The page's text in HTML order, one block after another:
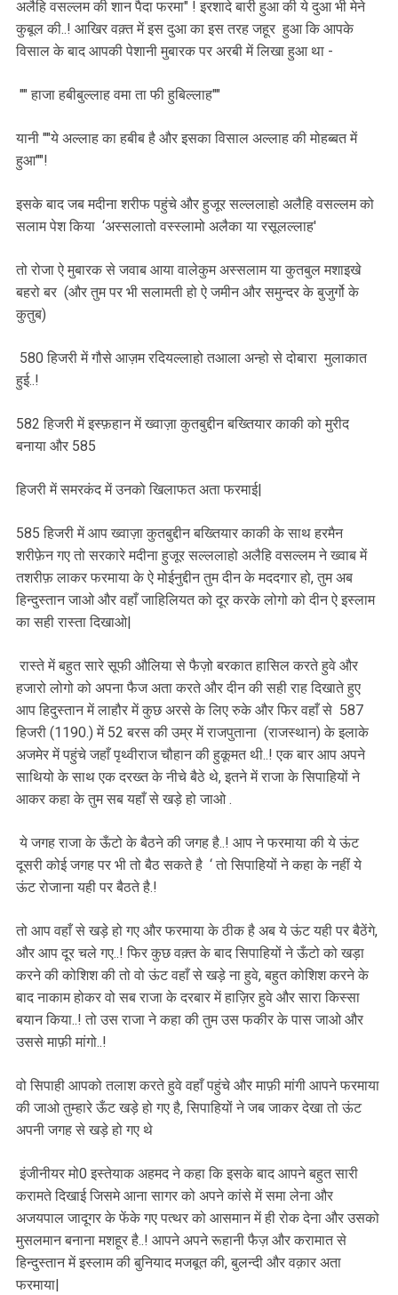
अलैहि वसल्लम की शान पैदा फरमा" ! इरशादे बारी हुआ की ये दुआ भी मेने
कुबूल की..! आखिर वक़्त में इस दुआ का इस तरह जहूर हुआ कि आपके
विसाल के बाद आपकी पेशानी मुबारक पर अरबी में लिखा हुआ था -
"" हाजा हबीबुल्लाह वमा ता फी हुबिल्लाह""
यानी ""ये अल्लाह का हबीब है और इसका विसाल अल्लाह की मोहब्बत में
हुआ""!
इसके बाद जब मदीना शरीफ पहुंचे और हुजूर सल्ललाहो अलैहि वसल्लम को
सलाम पेश किया ‘अस्सलातो वस्स्लामो अलैका या रसूलल्लाह'
तो रोजा ऐ मुबारक से जवाब आया वालेकुम अस्सलाम या कुतबुल मशाइखे
बहरो बर (और तुम पर भी सलामती हो ऐ जमीन और समुन्दर के बुजुर्गो के
कुतुब)
580 हिजरी में गौसे आज़म रदियल्लाहो तआला अन्हो से दोबारा मुलाकात
हुई..!
582 हिजरी में इस्फ़हान में ख्वाज़ा कुतबुद्दीन बख्तियार काकी को मुरीद
बनाया और 585
हिजरी में समरकंद में उनको खिलाफत अता फरमाई|
585 हिजरी में आप ख्वाज़ा कुतबुद्दीन बख्तियार काकी के साथ हरमैन
शरीफ़ेन गए तो सरकारे मदीना हुजूर सल्ललाहो अलैहि वसल्लम ने ख्वाब में
तशरीफ़ लाकर फरमाया के ऐ मोईनुद्दीन तुम दीन के मददगार हो, तुम अब
हिन्दुस्तान जाओ और वहाँ जाहिलियत को दूर करके लोगो को दीन ऐ इस्लाम
का सही रास्ता दिखाओ|
रास्ते में बहुत सारे सूफी औलिया से फैज़ो बरकात हासिल करते हुवे और
हजारो लोगो को अपना फैज अता करते और दीन की सही राह दिखाते हुए
आप हिदुस्तान में लाहौर में कुछ अरसे के लिए रुके और फिर वहाँ से 587
हिजरी (1190.) में 52 बरस की उम्र में राजपुताना (राजस्थान) के इलाके
अजमेर में पहुंचे जहाँ पृथ्वीराज चौहान की हुकूमत थी..! एक बार आप अपने
साथियो के साथ एक दरख्त के नीचे बैठे थे, इतने में राजा के सिपाहियों ने
आकर कहा के तुम सब यहाँ से खड़े हो जाओ .
ये जगह राजा के ऊँटो के बैठने की जगह है..! आप ने फरमाया की ये ऊंट
दूसरी कोई जगह पर भी तो बैठ सकते है ‘ तो सिपाहियों ने कहा के नहीं ये
ऊंट रोजाना यही पर बैठते है.!
तो आप वहाँ से खड़े हो गए और फरमाया के ठीक है अब ये ऊंट यही पर बैठेंगे,
और आप दूर चले गए..! फिर कुछ वक़्त के बाद सिपाहियों ने ऊँटो को खड़ा
करने की कोशिश की तो वो ऊंट वहाँ से खड़े ना हुवे, बहुत कोशिश करने के
बाद नाकाम होकर वो सब राजा के दरबार में हाज़िर हुवे और सारा किस्सा
बयान किया..! तो उस राजा ने कहा की तुम उस फकीर के पास जाओ और
उससे माफ़ी मांगो..!
वो सिपाही आपको तलाश करते हुवे वहाँ पहुंचे और माफ़ी मांगी आपने फरमाया
की जाओ तुम्हारे ऊँट खड़े हो गए है, सिपाहियों ने जब जाकर देखा तो ऊंट
अपनी जगह से खड़े हो गए थे
इंजीनीयर मो0 इस्तेयाक अहमद ने कहा कि इसके बाद आपने बहुत सारी
करामते दिखाई जिसमे आना सागर को अपने कांसे में समा लेना और
अजयपाल जादूगर के फेंके गए पत्थर को आसमान में ही रोक देना और उसको
मुसलमान बनाना मशहूर है..! आपने अपने रूहानी फैज़ और करामात से
हिन्दुस्तान में इस्लाम की बुनियाद मजबूत की, बुलन्दी और वक़ार अता
फरमाया|